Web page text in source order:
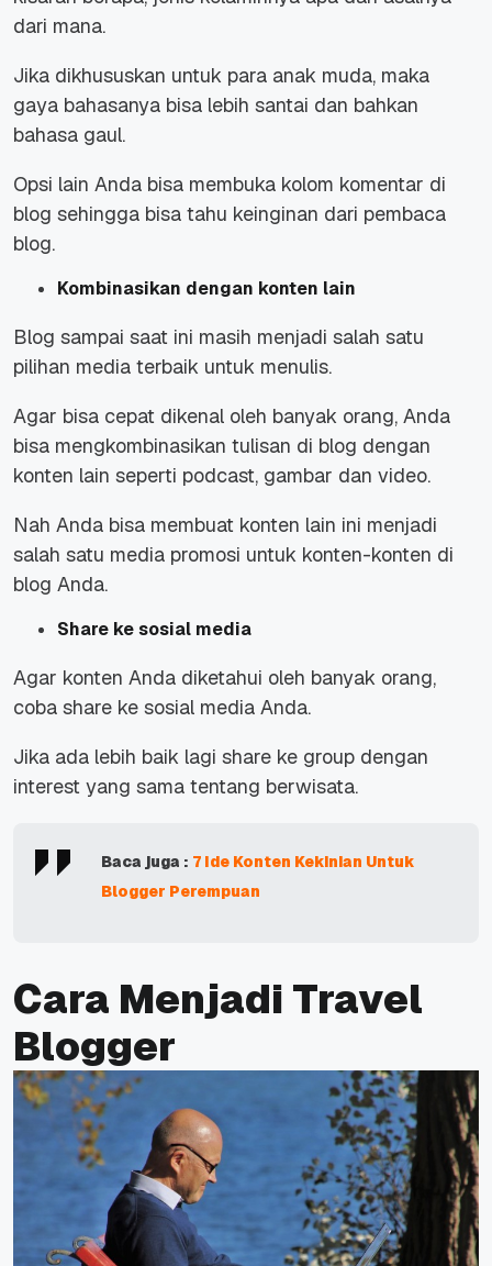
dari mana.
Jika dikhususkan untuk para anak muda, maka
gaya bahasanya bisa lebih santai dan bahkan
bahasa gaul.
Opsi lain Anda bisa membuka kolom komentar di
blog sehingga bisa tahu keinginan dari pembaca
blog.
Kombinasikan dengan konten lain
Blog sampai saat ini masih menjadi salah satu
pilihan media terbaik untuk menulis.
Agar bisa cepat dikenal oleh banyak orang, Anda
bisa mengkombinasikan tulisan di blog dengan
konten lain seperti podcast, gambar dan video.
Nah Anda bisa membuat konten lain ini menjadi
salah satu media promosi untuk konten-konten di
blog Anda.
Share ke sosial media
Agar konten Anda diketahui oleh banyak orang,
coba share ke sosial media Anda.
Jika ada lebih baik lagi share ke group dengan
interest yang sama tentang berwisata.
Baca juga : 7 Ide Konten Kekinian Untuk
Blogger Perempuan
Cara Menjadi Travel
Blogger